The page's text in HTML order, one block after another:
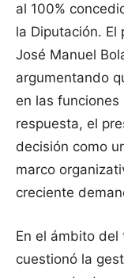
al 100%
la Diputación. El
José Manuel
argumentando
en las
respuesta, el
decisión como
marco
creciente
En el ámbito
cuestionó la